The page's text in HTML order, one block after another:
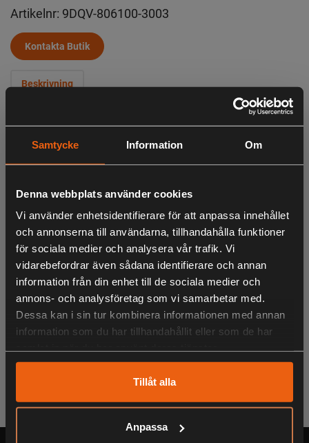
Samtycke Information Om
Denna webbplats använder cookies
Vi använder enhetsidentifierare för att anpassa innehållet
och annonserna till användarna, tillhandahålla funktioner
för sociala medier och analysera vår trafik. Vi
vidarebefordrar även sådana identifierare och annan
information från din enhet till de sociala medier och
annons- och analysföretag som vi samarbetar med.
Dessa kan i sin tur kombinera informationen med annan
information som du har tillhandahållit eller som de har
Tillåt alla
Anpassa
Artikelnr: 9DQV-806100-3003
Kontakta Butik
Beskrivning
Kompatibel med CFORCE 450, 520 årsmodell 2022 och
LIKNANDE PRODUKTER
KÖPS OFTA TILLSAMMANS
ANDRA HAR OCKSÅ TITTAT PÅ